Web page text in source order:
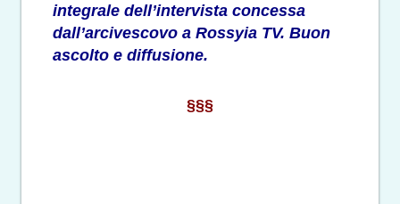
integrale dell’intervista concessa
dall’arcivescovo a Rossyia TV. Buon
ascolto e diffusione.
§§§